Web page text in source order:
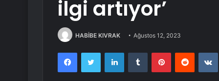
ilgi artıyor’
HABİBE KIVRAK Ağustos 12, 2023
FacebookTwitter LinkedInTumblr PinterestReddit